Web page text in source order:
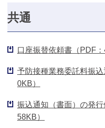
共通
口座振替依頼書（PDF：
予防接種業務委託料振
0KB）
振込通知（書面）の発
58KB）